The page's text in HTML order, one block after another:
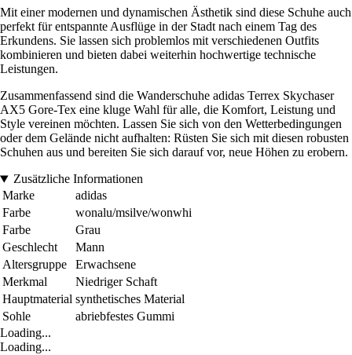
Mit einer modernen und dynamischen Ästhetik sind diese Schuhe auch
perfekt für entspannte Ausflüge in der Stadt nach einem Tag des
Erkundens. Sie lassen sich problemlos mit verschiedenen Outfits
kombinieren und bieten dabei weiterhin hochwertige technische
Leistungen.
Zusammenfassend sind die Wanderschuhe adidas Terrex Skychaser
AX5 Gore-Tex eine kluge Wahl für alle, die Komfort, Leistung und
Style vereinen möchten. Lassen Sie sich von den Wetterbedingungen
oder dem Gelände nicht aufhalten: Rüsten Sie sich mit diesen robusten
Schuhen aus und bereiten Sie sich darauf vor, neue Höhen zu erobern.
Zusätzliche Informationen
Marke
adidas
Farbe
wonalu/msilve/wonwhi
Farbe
Grau
Geschlecht
Mann
Altersgruppe
Erwachsene
Merkmal
Niedriger Schaft
Hauptmaterial synthetisches Material
Sohle
abriebfestes Gummi
Loading...
Loading...